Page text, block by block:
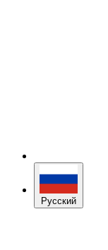
Русский